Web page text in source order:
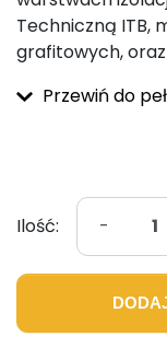
Techniczną ITB,
grafitowych, oraz
Przewiń do
Ilość: -